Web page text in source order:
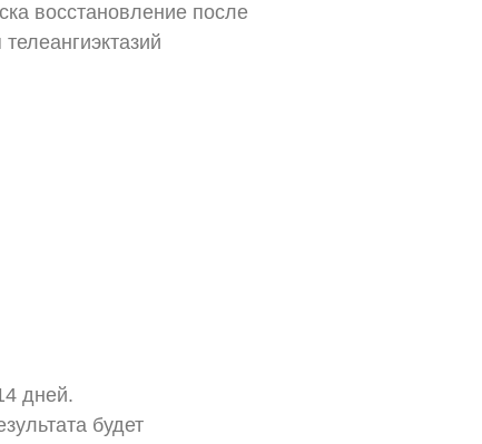
восстановление после
дней.
будет